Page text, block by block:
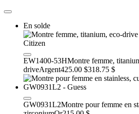
En solde
EW1400-53HMontre femme,
driveArgent425.00 $318.75 $
GW0931L2Montre pour femme en